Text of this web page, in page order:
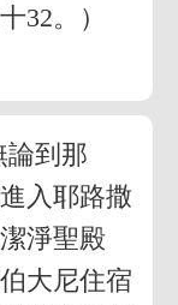
32。）
論到那
入耶路撒
淨聖殿
大尼住宿